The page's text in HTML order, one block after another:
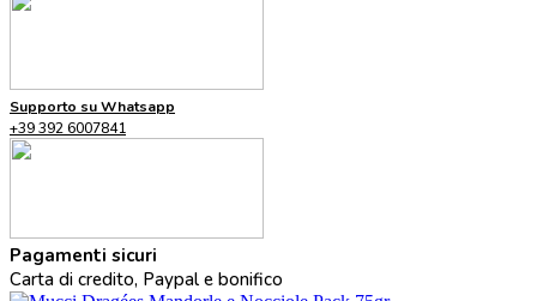
Supporto su Whatsapp
+39 392 6007841
Pagamenti sicuri
Carta di credito, Paypal e bonifico